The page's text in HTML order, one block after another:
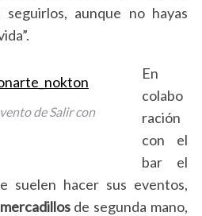
aunque no hayas
de Salir con
En
colabo
ración
con el
bar el
suelen hacer sus eventos,
mercadillosde segunda mano,